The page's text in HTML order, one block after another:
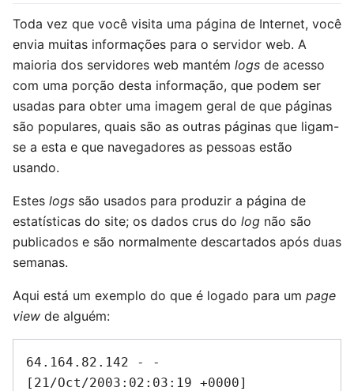
Toda vez que você visita uma página de Internet, você
envia muitas informações para o servidor web. A
maioria dos servidores web mantém logs de acesso
com uma porção desta informação, que podem ser
usadas para obter uma imagem geral de que páginas
são populares, quais são as outras páginas que ligam-
se a esta e que navegadores as pessoas estão
usando.
Estes logs são usados para produzir a página de
estatísticas do site; os dados crus do log não são
publicados e são normalmente descartados após duas
semanas.
Aqui está um exemplo do que é logado para um page
view de alguém:
64.164.82.142 - -
[21/Oct/2003:02:03:19 +0000]